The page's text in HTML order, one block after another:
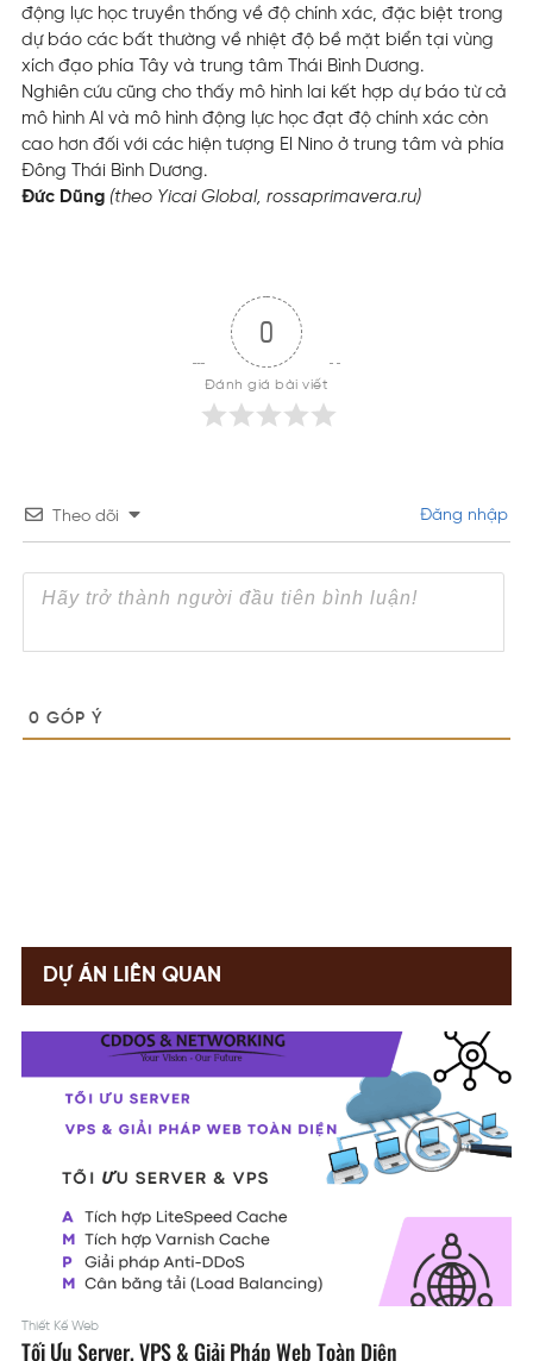
động lực học truyền thống về độ chính xác, đặc biệt trong
dự báo các bất thường về nhiệt độ bề mặt biển tại vùng
xích đạo phía Tây và trung tâm Thái Bình Dương.
Nghiên cứu cũng cho thấy mô hình lai kết hợp dự báo từ cả
mô hình AI và mô hình động lực học đạt độ chính xác còn
cao hơn đối với các hiện tượng El Nino ở trung tâm và phía
Đông Thái Bình Dương.
Đức Dũng (theo Yicai Global, rossaprimavera.ru)
0
Đánh giá bài viết
Theo dõi Đăng nhập
0 GÓP Ý
DỰ ÁN LIÊN QUAN
Thiết Kế Web
Tối Ưu Server, VPS & Giải Pháp Web Toàn Diện